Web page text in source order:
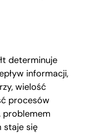
determinuje
informacji,
wielość
procesów
problemem
staje się